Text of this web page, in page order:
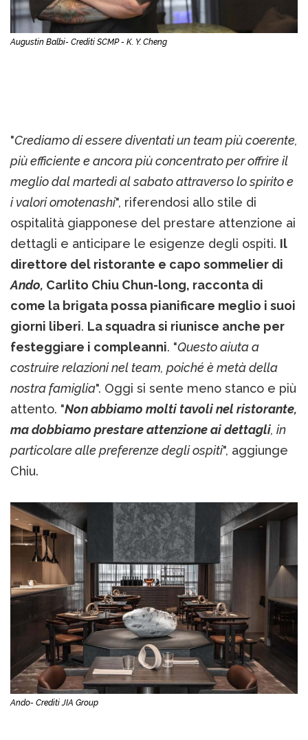
Augustin Balbi- Crediti SCMP - K. Y. Cheng
"Crediamo di essere diventati un team piùcoerente,
più efficiente e ancora più concentrato per offrire il
meglio dal martedì al sabato attraverso lo spirito e
i valori omotenashi", riferendosi allo stile di
ospitalità giapponese del prestare attenzione ai
dettagli e anticipare le esigenze degli ospiti. Il
direttore del ristorante e capo sommelier di
Ando, ​​Carlito Chiu Chun-long, racconta di
come la brigata possa pianificare meglio i suoi
giorni liberi. La squadra si riunisce anche per
festeggiare i compleanni. "Questo aiuta a
costruire relazioni nel team, poiché è metà della
nostra famiglia". Oggi si sente meno stanco e più
attento. "Non abbiamo molti tavoli nel ristorante,
ma dobbiamo prestare attenzione ai dettagli, in
particolare alle preferenze degli ospiti", aggiunge
Chiu.
Ando- Crediti JIA Group